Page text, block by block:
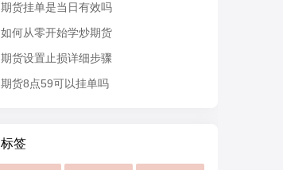
期货挂单是当日有效吗
如何从零开始学炒期货
期货设置止损详细步骤
期货8点59可以挂单吗
标签